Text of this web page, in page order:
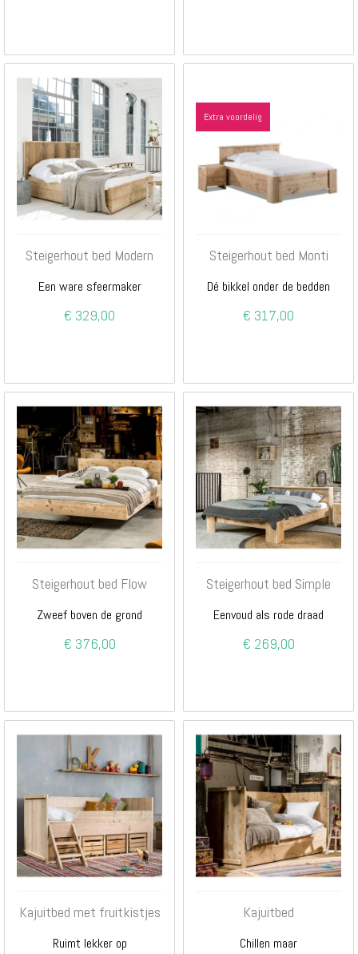
Steigerhout bed Modern
Een ware sfeermaker
€ 329,00
Extra voordelig
Steigerhout bed Monti
Dé bikkel onder de bedden
€ 317,00
Steigerhout bed Flow
Zweef boven de grond
€ 376,00
Steigerhout bed Simple
Eenvoud als rode draad
€ 269,00
Kajuitbed met fruitkistjes
Ruimt lekker op
Kajuitbed
Chillen maar